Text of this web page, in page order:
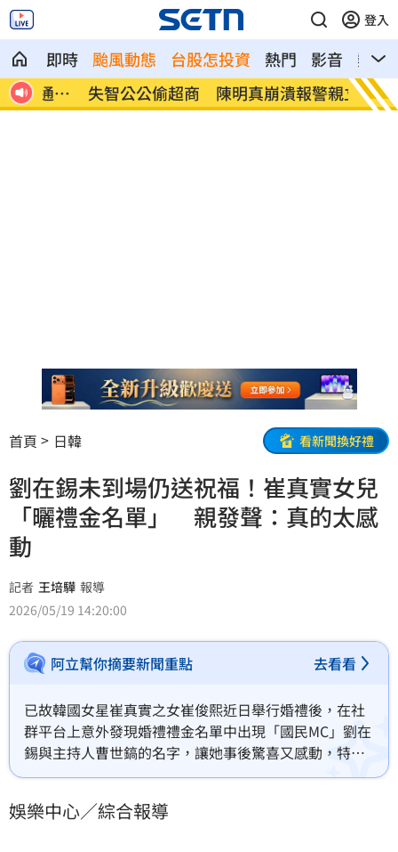
登入
即時 颱風動態 台股怎投資 熱門 影音
熱搜
訊
失智公公偷超商 陳明真崩潰報警親立遺
囑
竊電
訴
首頁 日韓 看新聞換好禮
劉在錫未到場仍送祝福！崔真實女兒
「曬禮金名單」 親發聲：真的太感
動
記者 王培驊 報導
2026/05/19 14:20:00
阿立幫你摘要新聞重點 去看看
已故韓國女星崔真實之女崔俊熙近日舉行婚禮後，在社
群平台上意外發現婚禮禮金名單中出現「國民MC」劉在
錫與主持人曹世鎬的名字，讓她事後驚喜又感動，特地
補上感謝訊息致意。
娛樂中心／綜合報導